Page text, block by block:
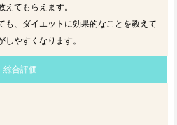
えてもらえます。
も、ダイエットに効果的なことを教えて
やすくなります。
総合評価